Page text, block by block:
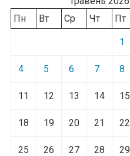
Пн
Вт Ср Чт Пт
1
4 5 6 7 8
11 12 13 14 15
18 19 20 21 22
25 26 27 28 29